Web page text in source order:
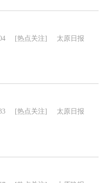
[热点关注] 太原日报
[热点关注] 太原日报